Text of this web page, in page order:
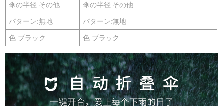
傘の半径:その他 傘の半径:その他
パターン:無地 パターン:無地
色:ブラック 色:ブラック